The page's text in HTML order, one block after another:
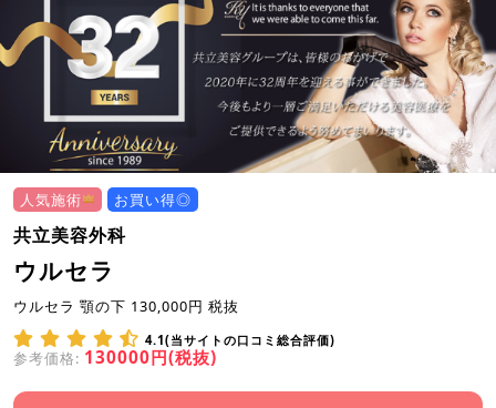
人気施術 お買い得◎
共立美容外科
ウルセラ
ウルセラ 顎の下 130,000円 税抜
4.1(当サイトの口コミ総合評価)
参考価格: 130000円(税抜)